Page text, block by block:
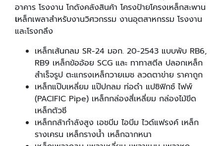
อาคาร โรงงาน โกดังคลังสินค้า โครงป้ายโครงเหล็กสะพาน
เหล็กเพลาสำหรับงานวิศวกรรม งานอุตสาหกรรม โรงงาน
และโรงกลึง
เหล็กเส้นกลม SR-24 มอก. 20-2543 แบบพับ RB6,
RB9 เหล็กข้ออ้อย SCG และ ทาทาสตีล ปลอกเหล็ก
สำเร็จรูป ตะแกรงเหล็กวายเมช ลวดตาข่าย ราคาถูก
เหล็กแป๊บเหลี่ยม แป๊ปกลม ท่อดำ แปซิฟิกซ์ ไฟพ์
(PACIFIC Pipe) เหล็กกล่องสี่เหลี่ยม กล่องไม้ขีด
เหล็กตัวซี
เหล็กกล้ากำลังสูง เอชบีม ไอบีม ไวด์แฟรงค์ เหล็ก
รางเครน เหล็กรางน้ำ เหล็กฉากหนา